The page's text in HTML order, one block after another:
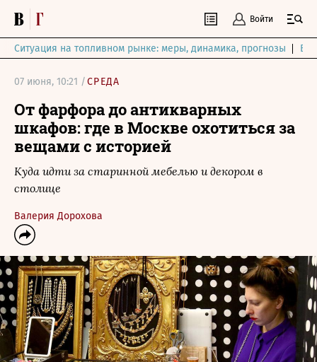
Войти
Ситуация на топливном рынке: меры, динамика, прогнозы
07 июня, 10:21 /СРЕДА
От фарфора до антикварных
шкафов: где в Москве охотиться за
вещами с историей
Куда идти за старинной мебелью и декором в
столице
Валерия Дорохова